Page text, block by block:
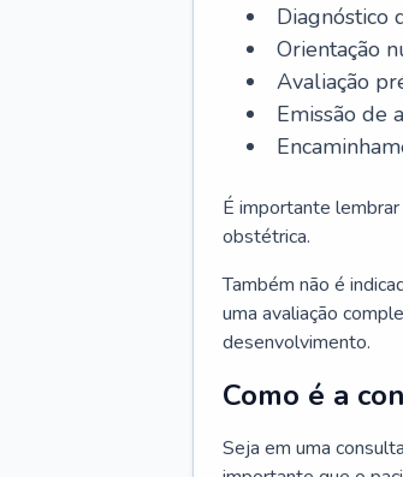
Diagnóstico
Orientação
Avaliação
Emissão de
É importante lembrar
obstétrica.
Também não é
uma avaliação
desenvolvimento.
Como é a
Seja em uma